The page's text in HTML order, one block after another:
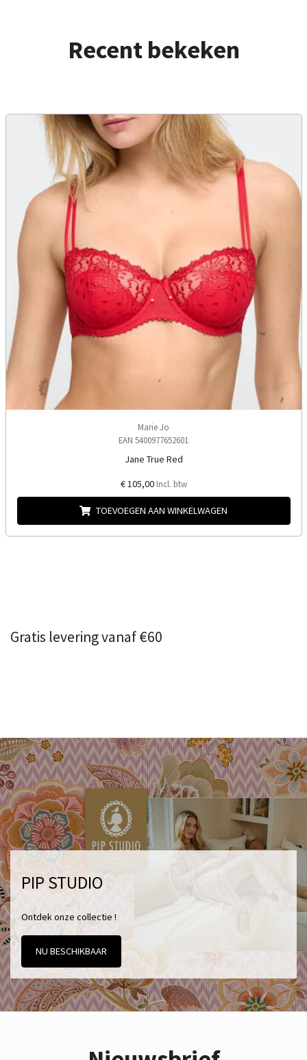
Recent bekeken
Marie Jo
EAN 5400977652601
Jane True Red
€ 105,00 Incl. btw
TOEVOEGEN AAN WINKELWAGEN
Gratis levering vanaf €60
PIP STUDIO
Ontdek onze collectie !
NU BESCHIKBAAR